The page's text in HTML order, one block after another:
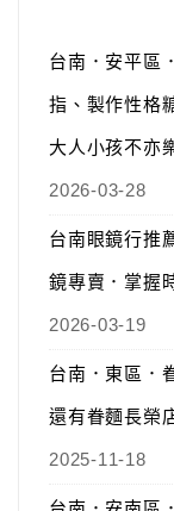
台南．安平區
指、製作性格
大人小孩不亦
2026-03-28
台南眼鏡行推
鏡專賣．掌握
2026-03-19
台南．東區．
還有眷麵長榮
2025-11-18